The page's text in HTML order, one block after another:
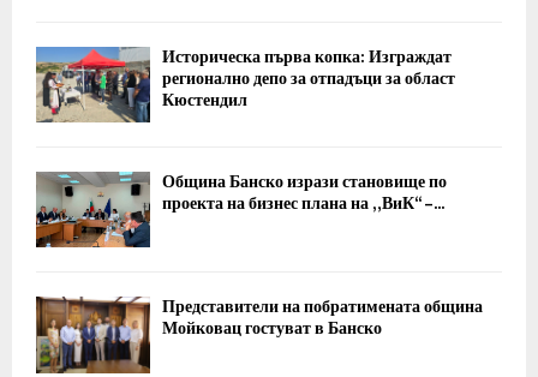
Историческа първа копка: Изграждат
регионално депо за отпадъци за област
Кюстендил
Община Банско изрази становище по
проекта на бизнес плана на „ВиК“ –...
Представители на побратимената община
Мойковац гостуват в Банско